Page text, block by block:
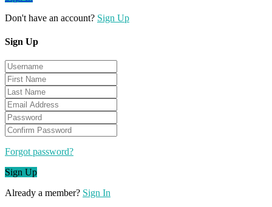
Don't have an account? Sign Up
Sign Up
Forgot password?
Sign Up
Already a member? Sign In